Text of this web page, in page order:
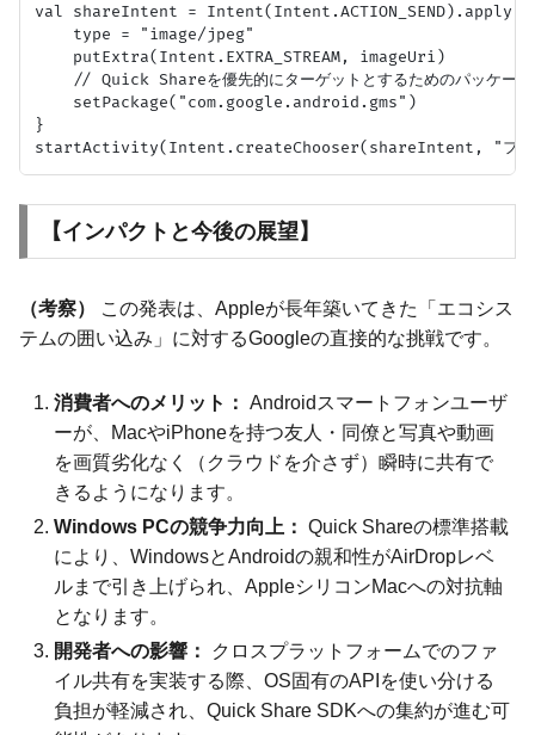
val shareIntent = Intent(Intent.ACTION_SEND).apply {
    type = "image/jpeg"
    putExtra(Intent.EXTRA_STREAM, imageUri)
// Quick Shareを優先的にターゲットとするためのパッケージ
    setPackage("com.google.android.gms")
}
【インパクトと今後の展望】
（考察）
この発表は、Appleが長年築いてきた「エコシス
テムの囲い込み」に対するGoogleの直接的な挑戦です。
消費者へのメリット： Androidスマートフォンユーザ
ーが、MacやiPhoneを持つ友人・同僚と写真や動画
を画質劣化なく（クラウドを介さず）瞬時に共有で
きるようになります。
Windows PCの競争力向上： Quick Shareの標準搭載
により、WindowsとAndroidの親和性がAirDropレベ
ルまで引き上げられ、AppleシリコンMacへの対抗軸
となります。
開発者への影響：
クロスプラットフォームでのファ
イル共有を実装する際、OS固有のAPIを使い分ける
負担が軽減され、Quick Share SDKへの集約が進む可